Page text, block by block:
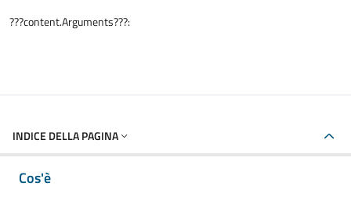
???content.Arguments???:
INDICE DELLA PAGINA
Cos'è